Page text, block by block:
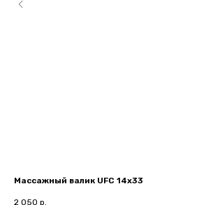
Массажный валик UFC 14х33
2 050 р.